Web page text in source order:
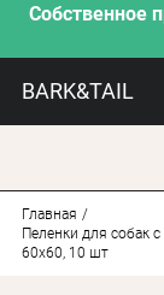
Собственное
BARK&TAIL
Главная
Пеленки для собак
60х60, 10 шт